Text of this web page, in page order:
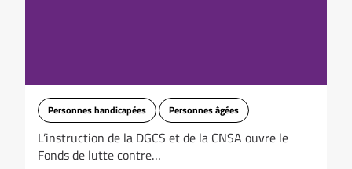
Personnes handicapées Personnes âgées
L’instruction de la DGCS et de la CNSA ouvre le
Fonds de lutte contre…